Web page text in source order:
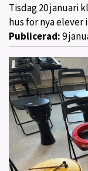
Tisdag 20 januari
hus för nya elever
Publicerad:9